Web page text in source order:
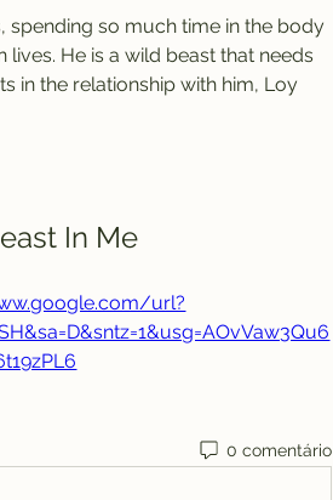
spending so much time in the body
He is a wild beast that needs
in the relationship with him, Loy
In Me
url?
0 comentário